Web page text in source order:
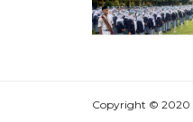
Copyright © 2020